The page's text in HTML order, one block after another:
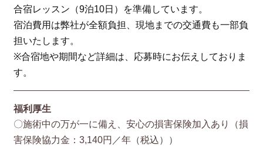
合宿レッスン（9泊10日）を準備しています。
宿泊費用は弊社が全額負担、現地までの交通費も一部負
担いたします。
※合宿地や期間など詳細は、応募時にお伝えしておりま
す。
福利厚生
〇施術中の万が一に備え、安心の損害保険加入あり（損
害保険協⼒⾦：3,140円／年（税込））